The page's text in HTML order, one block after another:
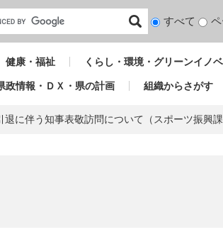
文へ
検
対
すべて
健康・福祉 くらし・環境・グリーンイノ
政情報・ＤＸ・県の計画 組織からさがす
に伴う知事表敬訪問について（スポーツ振興課